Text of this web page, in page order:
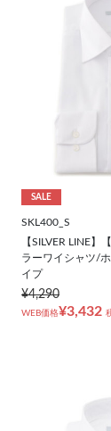
SALE
SKL400_S
【SILVER LINE】
ラーワイシャツ/
イプ
¥4,290
WEB価格¥3,432